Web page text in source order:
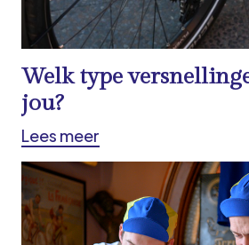
Welk type
jou?
Lees meer